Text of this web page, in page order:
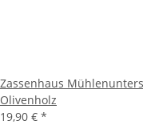
Zassenhaus
Olivenholz
19,90 € *